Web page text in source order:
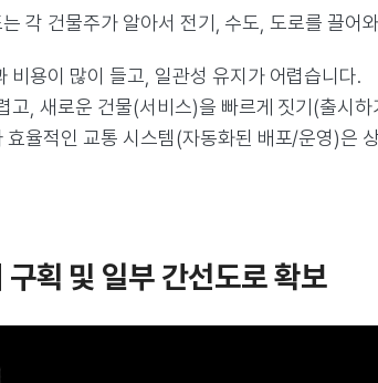
각 건물주가 알아서 전기, 수도, 도로를 끌어
비용이 많이 들고, 일관성 유지가 어렵습니다.
고, 새로운 건물(서비스)을 빠르게 짓기(출시하
율적인 교통 시스템(자동화된 배포/운영)은
획 및 일부 간선도로 확보